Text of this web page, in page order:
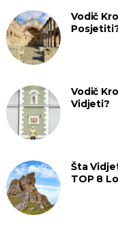
Vodič
Vodič
Vidjeti?
Šta
TOP 8